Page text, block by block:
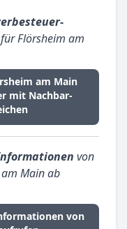
Flörsheim am
am Main
mit Nachbar-
von
Main ab
von